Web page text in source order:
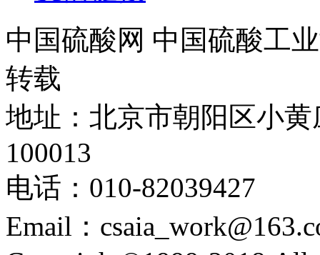
中国硫酸网 中国硫酸工
转载
地址：北京市朝阳区小
100013
电话：010-82039427
Email：